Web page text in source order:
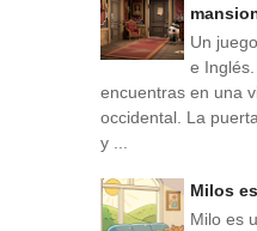
Un
e
encuentras en una
occidental. La
y ...
Milos
Milo es